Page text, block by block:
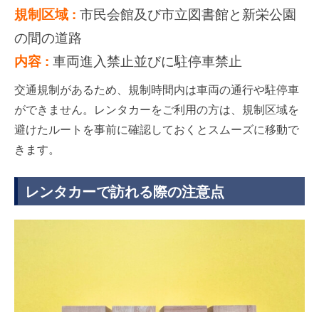
規制区域 : 市民会館及び市立図書館と新栄公園
の間の道路
内容 : 車両進入禁止並びに駐停車禁止
交通規制があるため、規制時間内は車両の通行や駐停車
ができません。レンタカーをご利用の方は、規制区域を
避けたルートを事前に確認しておくとスムーズに移動で
きます。
レンタカーで訪れる際の注意点